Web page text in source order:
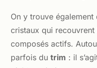
On y trouve
cristaux qui
composés actifs.
parfois dutrim : il